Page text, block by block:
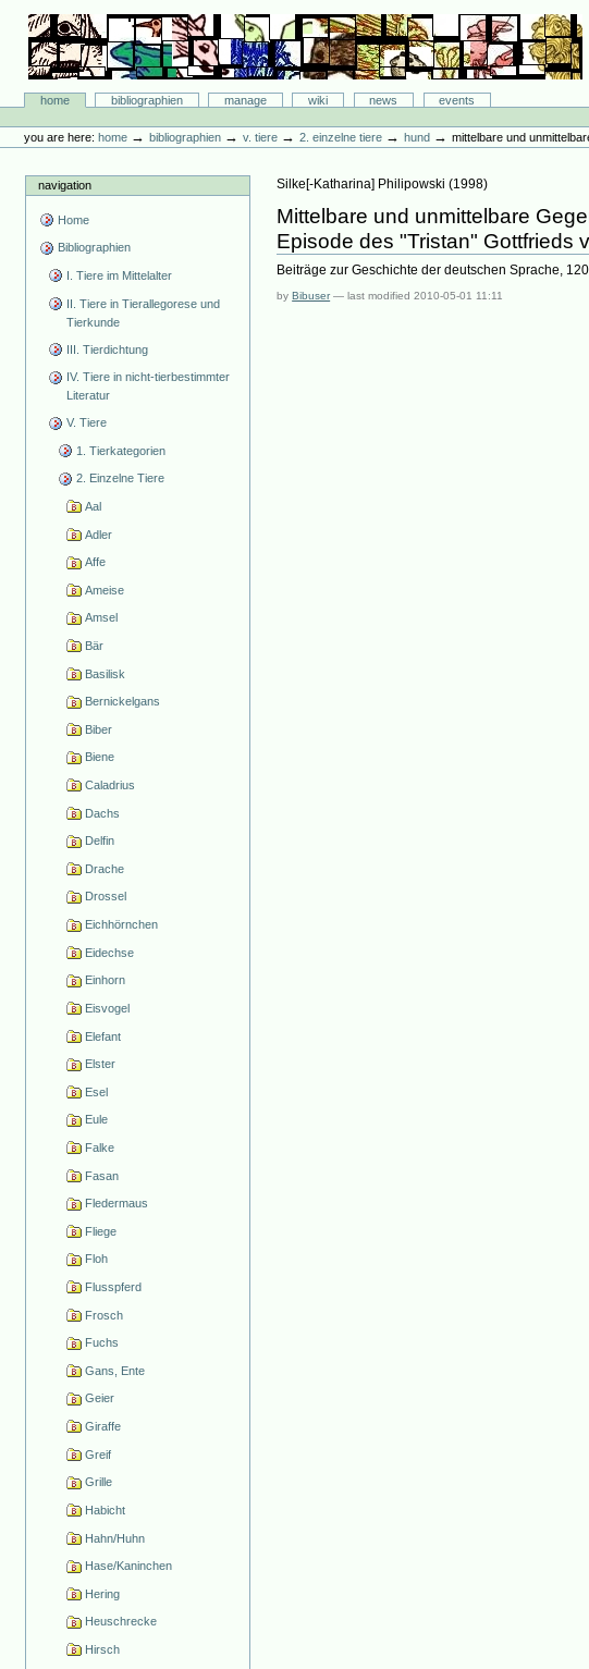
content.
navigation
Bibliographie-Portal
Sectionshome bibliographien manage wiki news
events
tools
you are here: home →bibliographien →v. tiere →2. einzelne tiere →hund →mittelbare und
navigation
Home
Bibliographien
I. Tiere im Mittelalter
II. Tiere in Tierallegorese und
Tierkunde
III. Tierdichtung
IV. Tiere in nicht-tierbestimmter
Literatur
V. Tiere
1. Tierkategorien
2. Einzelne Tiere
Aal
Adler
Affe
Ameise
Amsel
Bär
Basilisk
Bernickelgans
Biber
Biene
Caladrius
Dachs
Delfin
Drache
Drossel
Eichhörnchen
Eidechse
Einhorn
Eisvogel
Elefant
Elster
Esel
Eule
Falke
Fasan
Fledermaus
Fliege
Floh
Flusspferd
Frosch
Fuchs
Gans, Ente
Geier
Giraffe
Greif
Grille
Habicht
Hahn/Huhn
Hase/Kaninchen
Hering
Heuschrecke
Hirsch
Silke[-Katharina] Philipowski (1998)
Mittelbare und unmittelbare
Episode des "Tristan" Gottfrieds
Beiträge zur Geschichte der deutschen Sprache,
byBibuser —last modified2010-05-01 11:11